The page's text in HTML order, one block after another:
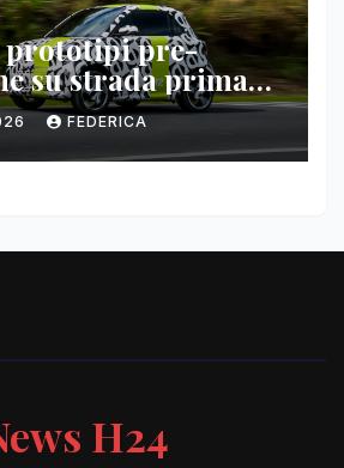
prototipi pre-
su strada prima
show 2026
FEDERICA
H24